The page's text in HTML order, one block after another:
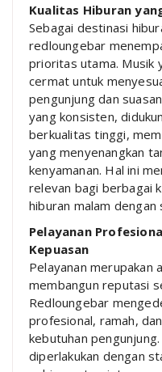
Kualitas Hiburan
Sebagai destinasi
redloungebar
prioritas utama. Musik
cermat untuk
pengunjung dan
yang konsisten,
berkualitas tinggi,
yang menyenangkan
kenyamanan. Hal ini
relevan bagi berbagai
hiburan malam
Pelayanan
Kepuasan
Pelayanan merupakan
membangun reputasi
Redloungebar
profesional, ramah,
kebutuhan
diperlakukan dengan